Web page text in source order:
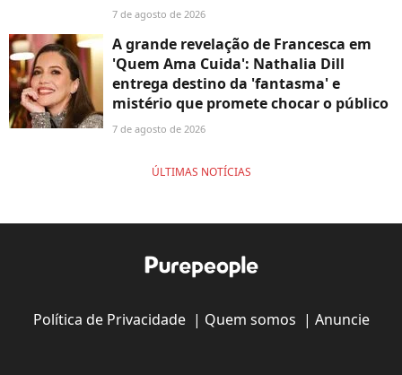
7 de agosto de 2026
A grande revelação de Francesca em
'Quem Ama Cuida': Nathalia Dill
entrega destino da 'fantasma' e
mistério que promete chocar o público
7 de agosto de 2026
ÚLTIMAS NOTÍCIAS
Política de Privacidade| Quem somos | Anuncie